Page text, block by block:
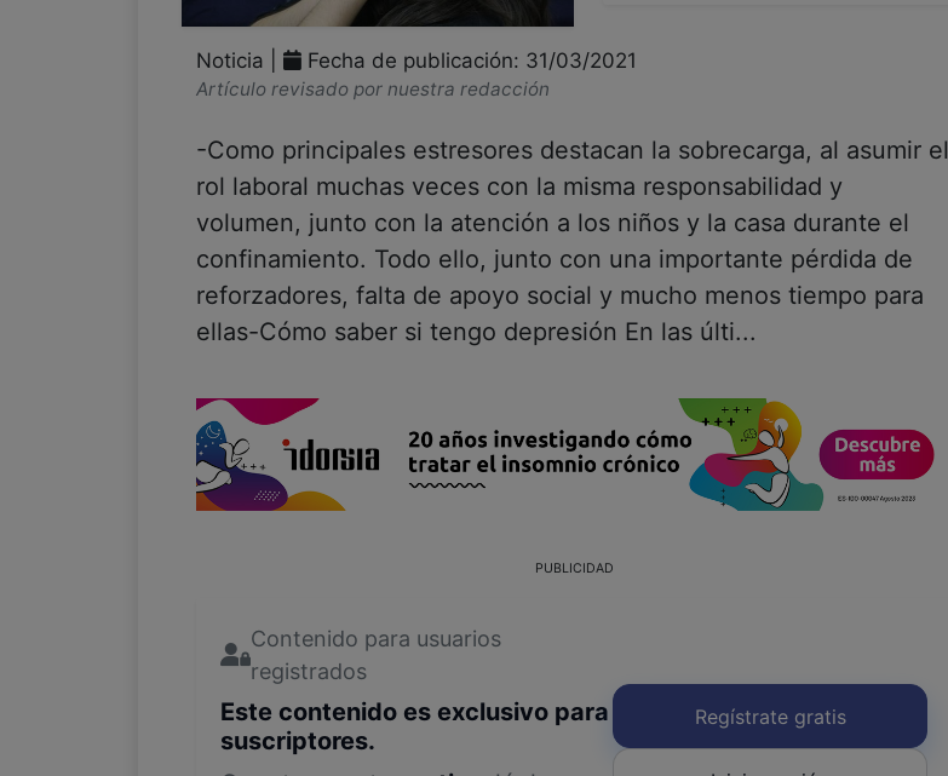
Noticia | Fecha de publicación: 31/03/2021
Artículo revisado por nuestra redacción
-Como principales estresores destacan la sobrecarga, al asumir el
rol laboral muchas veces con la misma responsabilidad y
volumen, junto con la atención a los niños y la casa durante el
confinamiento. Todo ello, junto con una importante pérdida de
reforzadores, falta de apoyo social y mucho menos tiempo para
ellas-Cómo saber si tengo depresión En las últi...
PUBLICIDAD
Contenido para usuarios
registrados
Este contenido es exclusivo para
suscriptores.
Regístrate gratis